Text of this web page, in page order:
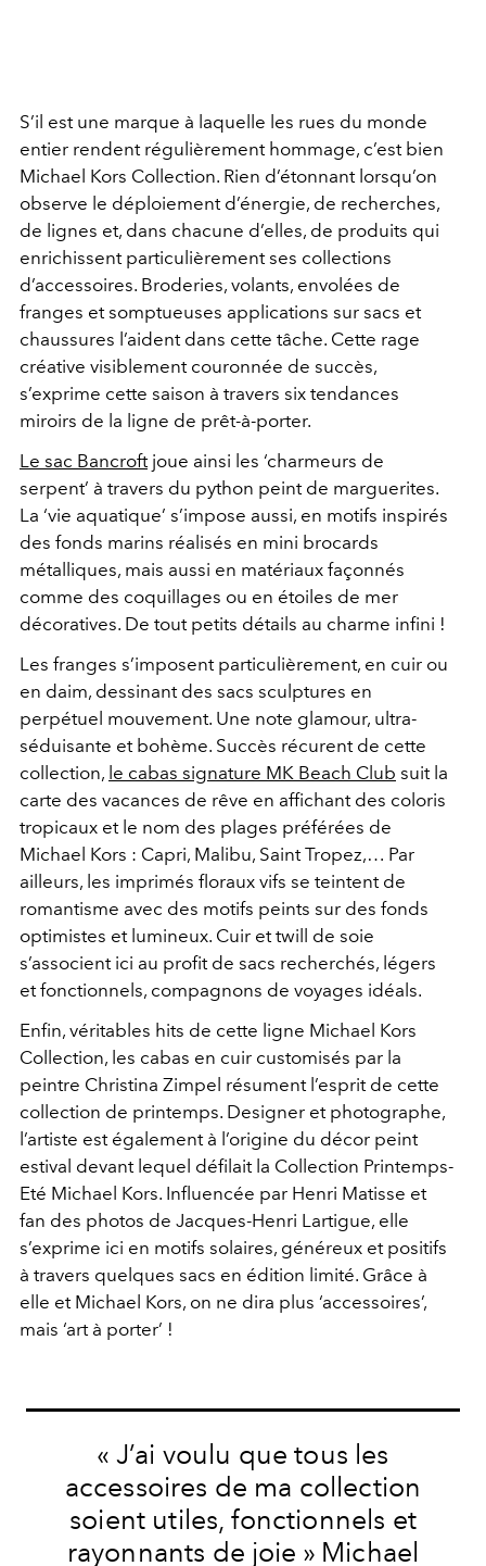
S’il est une marque à laquelle les rues du monde
entier rendent régulièrement hommage, c’est bien
Michael Kors Collection. Rien d’étonnant lorsqu’on
observe le déploiement d’énergie, de recherches,
de lignes et, dans chacune d’elles, de produits qui
enrichissent particulièrement ses collections
d’accessoires. Broderies, volants, envolées de
franges et somptueuses applications sur sacs et
chaussures l’aident dans cette tâche. Cette rage
créative visiblement couronnée de succès,
s’exprime cette saison à travers six tendances
miroirs de la ligne de prêt-à-porter.
Le sac Bancroftjoue ainsi les ‘charmeurs de
serpent’ à travers du python peint de marguerites.
La ‘vie aquatique’ s’impose aussi, en motifs inspirés
des fonds marins réalisés en mini brocards
métalliques, mais aussi en matériaux façonnés
comme des coquillages ou en étoiles de mer
décoratives. De tout petits détails au charme infini !
Les franges s’imposent particulièrement, en cuir ou
en daim, dessinant des sacs sculptures en
perpétuel mouvement. Une note glamour, ultra-
séduisante et bohème. Succès récurent de cette
collection, le cabas signature MK Beach Club suit la
carte des vacances de rêve en affichant des coloris
tropicaux et le nom des plages préférées de
Michael Kors : Capri, Malibu, Saint Tropez,… Par
ailleurs, les imprimés floraux vifs se teintent de
romantisme avec des motifs peints sur des fonds
optimistes et lumineux. Cuir et twill de soie
s’associent ici au profit de sacs recherchés, légers
et fonctionnels, compagnons de voyages idéals.
Enfin, véritables hits de cette ligne Michael Kors
Collection, les cabas en cuir customisés par la
peintre Christina Zimpel résument l’esprit de cette
collection de printemps. Designer et photographe,
l’artiste est également à l’origine du décor peint
estival devant lequel défilait la Collection Printemps-
Eté Michael Kors. Influencée par Henri Matisse et
fan des photos de Jacques-Henri Lartigue, elle
s’exprime ici en motifs solaires, généreux et positifs
à travers quelques sacs en édition limité. Grâce à
elle et Michael Kors, on ne dira plus ‘accessoires’,
mais ‘art à porter’ !
« J’ai voulu que tous les
accessoires de ma collection
soient utiles, fonctionnels et
rayonnants de joie » Michael